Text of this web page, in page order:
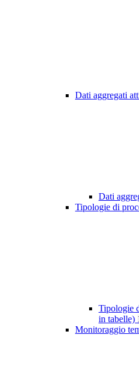
Dati aggregati
Dati
Tipologie di
Tipologie
in tabelle)
Monitoraggio